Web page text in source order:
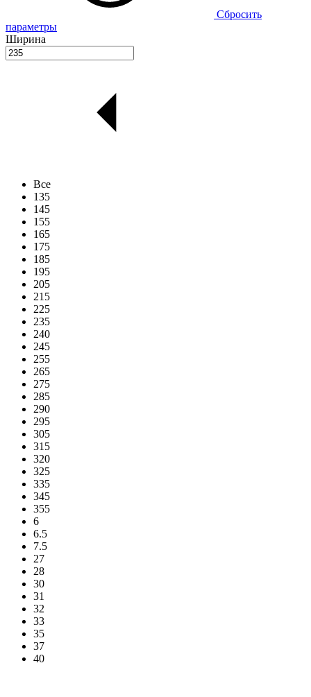
Сбросить
параметры
Ширина
Все
135
145
155
165
175
185
195
205
215
225
235
240
245
255
265
275
285
290
295
305
315
320
325
335
345
355
6
6.5
7.5
27
28
30
31
32
33
35
37
40